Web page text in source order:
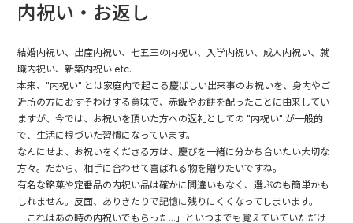
内祝い・お返し
結婚内祝い、出産内祝い、七五三の内祝い、入学内祝い、成人内祝い、就
職内祝い、新築内祝い etc.
本来、"内祝い" とは家庭内で起こる慶ばしい出来事のお祝いを、身内やご
近所の方におすそわけする意味で、赤飯やお餅を配ったことに由来してい
ますが、今では、お祝いを頂いた方への返礼としての "内祝い" が一般的
で、生活に根づいた習慣になっています。
なんにせよ、お祝いをくださる方は、慶びを一緒に分かち合いたい大切な
方々。だから、相手に合わせて喜ばれる物を贈りたいですね。
有名な銘菓や定番品の内祝い品は確かに間違いもなく、選ぶのも簡単かも
しれません。反面、ありきたりで記憶に残りにくくなってしまいます。
「これはあの時の内祝いでもらった...」といつまでも覚えていていただけ